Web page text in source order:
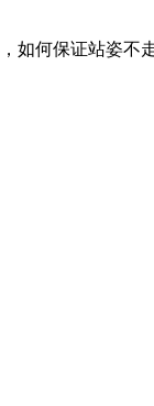
何保证站姿不